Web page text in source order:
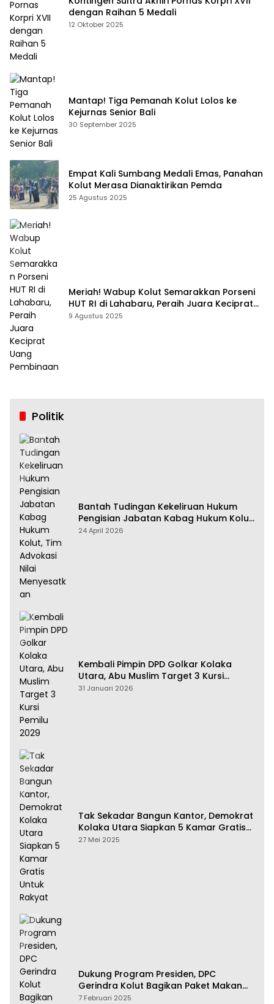
dengan Raihan 5 Medali
12 Oktober 2025
Mantap! Tiga Pemanah Kolut Lolos ke
Kejurnas Senior Bali
30 September 2025
Empat Kali Sumbang Medali Emas, Panahan
Kolut Merasa Dianaktirikan Pemda
25 Agustus 2025
Meriah! Wabup Kolut Semarakkan Porseni
HUT RI di Lahabaru, Peraih Juara Keciprat
Uang Pembinaan
9 Agustus 2025
Politik
Bantah Tudingan Kekeliruan Hukum
Pengisian Jabatan Kabag Hukum Kolut,
Tim Advokasi Nilai Menyesatkan
24 April 2026
Kembali Pimpin DPD Golkar Kolaka
Utara, Abu Muslim Target 3 Kursi
Pemilu 2029
31 Januari 2026
Tak Sekadar Bangun Kantor, Demokrat
Kolaka Utara Siapkan 5 Kamar Gratis
Untuk Rakyat
27 Mei 2025
Dukung Program Presiden, DPC
Gerindra Kolut Bagikan Paket Makan
Bergizi Gratis
7 Februari 2025